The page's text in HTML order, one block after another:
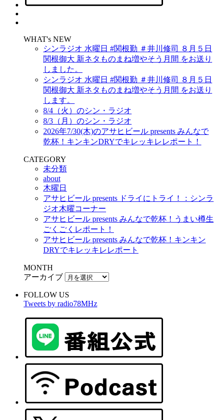
WHAT's NEW
シンラジオ 水曜日 #関根勤 ＃井川修司 ８月５日
関根御大 新ネタものまね増やそう月間 をお送り
しました。
シンラジオ 水曜日 #関根勤 ＃井川修司 ８月５日
関根御大 新ネタものまね増やそう月間 をお送り
します。
8/4（火）のシン・ラジオ
8/3（月）のシン・ラジオ
2026年7/30(木)のアサヒビール presents みんなで
乾杯！キンキンDRYでキレッキレレポート！
CATEGORY
未分類
about
木曜日
アサヒビール presents ドライにトライ！：シンラ
ジオ木曜コーナー
アサヒビール presents みんなで乾杯！うまい樽生
ごくごくレポート！
アサヒビール presents みんなで乾杯！キンキン
DRYでキレッキレレポート
MONTH
アーカイブ
FOLLOW US
Tweets by radio78MHz